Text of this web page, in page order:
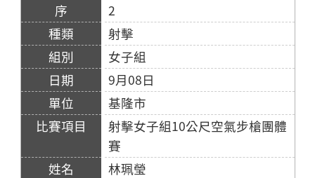
2
射擊
女子組
9月08日
基隆市
射擊女子組10公尺空氣步槍團體
賽
林珮瑩